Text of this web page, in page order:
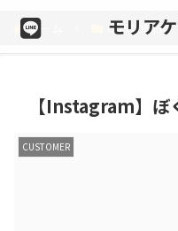
ホーム CUSTOMER
【Instagram】ぼ
CUSTOMER
モリア